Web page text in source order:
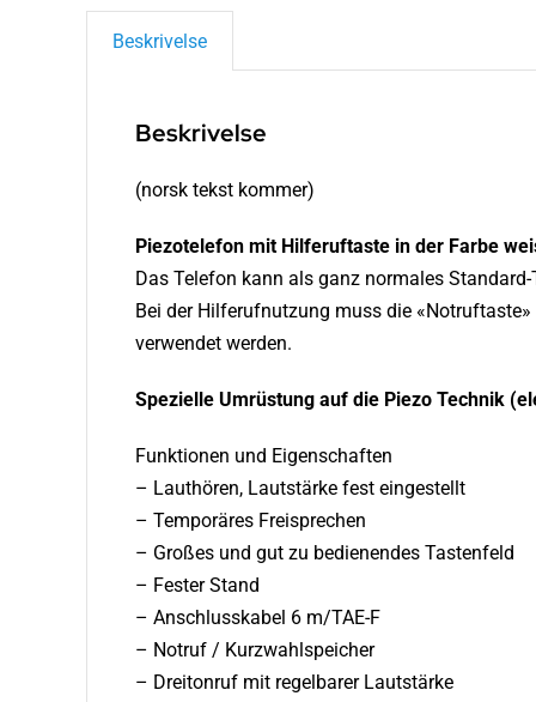
Beskrivelse
Beskrivelse
(norsk tekst kommer)
Piezotelefon mit Hilferuftaste in der Farbe
Das Telefon kann als ganz normales
Bei der Hilferufnutzung muss die
verwendet werden.
Spezielle Umrüstung auf die Piezo Technik
Funktionen und Eigenschaften
– Lauthören, Lautstärke fest eingestellt
– Temporäres Freisprechen
– Großes und gut zu bedienendes Tastenfeld
– Fester Stand
– Anschlusskabel 6 m/TAE-F
– Notruf / Kurzwahlspeicher
– Dreitonruf mit regelbarer Lautstärke